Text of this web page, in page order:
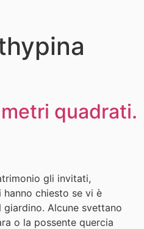
quadrati.
gli invitati,
chiesto se vi è
Alcune svettano
o la possente quercia